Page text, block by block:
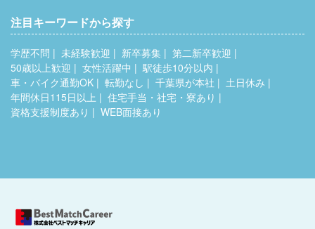
注目キーワードから探す
学歴不問 未経験歓迎 新卒募集
第二新卒歓迎
50歳以上歓迎
女性活躍中
駅徒歩10分以内
車・バイク通勤OK
転勤なし 千葉県が本社
土日休み
年間休日115日以上
住宅手当・社宅・寮あり
資格支援制度あり
WEB面接あり